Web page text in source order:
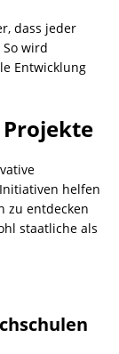
dass jeder
wird
Entwicklung
helfen
zu entdecken
staatliche als